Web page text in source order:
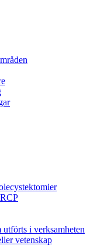
utförts i verksamheten
vetenskap